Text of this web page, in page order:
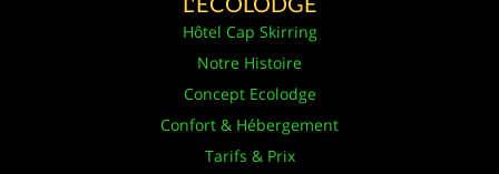
Hôtel Cap Skirring
Notre Histoire
Concept Ecolodge
Confort & Hébergement
Tarifs & Prix